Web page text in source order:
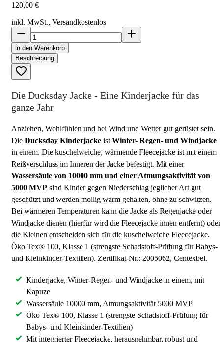
120,00 €
inkl. MwSt., Versandkostenlos
in den Warenkorb
Beschreibung
Die Ducksday Jacke - Eine Kinderjacke für das
ganze Jahr
Anziehen, Wohlfühlen und bei Wind und Wetter gut gerüstet sein.
Die Ducksday Kinderjacke ist Winter- Regen- und Windjacke
in einem. Die kuschelweiche, wärmende Fleecejacke ist mit einem
Reißverschluss im Inneren der Jacke befestigt. Mit einer
Wassersäule von 10000 mm und einer Atmungsaktivität von
5000 MVP sind Kinder gegen Niederschlag jeglicher Art gut
geschützt und werden mollig warm gehalten, ohne zu schwitzen.
Bei wärmeren Temperaturen kann die Jacke als Regenjacke oder
Windjacke dienen (hierfür wird die Fleecejacke innen entfernt) oder
die Kleinen entscheiden sich für die kuschelweiche Fleecejacke.
Öko Tex® 100, Klasse 1 (strengste Schadstoff-Prüfung für Babys-
und Kleinkinder-Textilien). Zertifikat-Nr.: 2005062, Centexbel.
Kinderjacke, Winter-Regen- und Windjacke in einem, mit
Kapuze
Wassersäule 10000 mm, Atmungsaktivität 5000 MVP
Öko Tex® 100, Klasse 1 (strengste Schadstoff-Prüfung für
Babys- und Kleinkinder-Textilien)
Mit integrierter Fleecejacke, herausnehmbar, robust und